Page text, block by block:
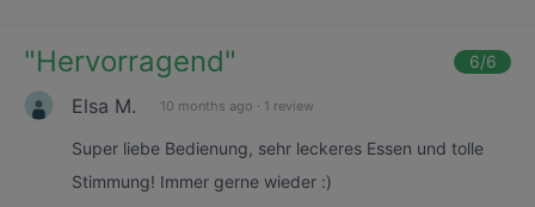
"Hervorragend" 6/6
Elsa M. 10 months ago · 1 review
Super liebe Bedienung, sehr leckeres Essen und tolle
Stimmung! Immer gerne wieder :)